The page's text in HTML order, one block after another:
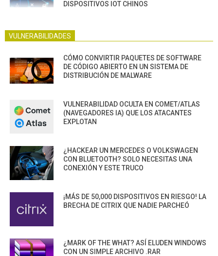
DISPOSITIVOS IOT CHINOS
VULNERABILIDADES
CÓMO CONVIRTIR PAQUETES DE SOFTWARE
DE CÓDIGO ABIERTO EN UN SISTEMA DE
DISTRIBUCIÓN DE MALWARE
VULNERABILIDAD OCULTA EN COMET/ATLAS
(NAVEGADORES IA) QUE LOS ATACANTES
EXPLOTAN
¿HACKEAR UN MERCEDES O VOLKSWAGEN
CON BLUETOOTH? SOLO NECESITAS UNA
CONEXIÓN Y ESTE TRUCO
¡MÁS DE 50,000 DISPOSITIVOS EN RIESGO! LA
BRECHA DE CITRIX QUE NADIE PARCHEÓ
¿MARK OF THE WHAT? ASÍ ELUDEN WINDOWS
CON UN SIMPLE ARCHIVO .RAR